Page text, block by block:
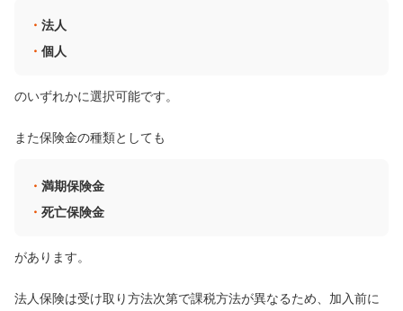
法人
個人
のいずれかに選択可能です。
また保険金の種類としても
満期保険金
死亡保険金
があります。
法人保険は受け取り方法次第で課税方法が異なるため、加入前に